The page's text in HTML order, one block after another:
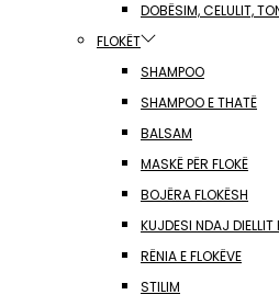
DOBËSIM, CELULIT,
FLOKËT
SHAMPOO
SHAMPOO E THATË
BALSAM
MASKË PËR FLOKË
BOJËRA FLOKËSH
KUJDESI NDAJ DIELLIT
RËNIA E FLOKËVE
STILIM